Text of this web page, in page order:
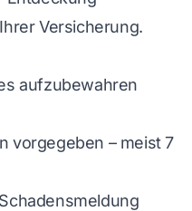
Versicherung.
aufzubewahren
vorgegeben – meist 7